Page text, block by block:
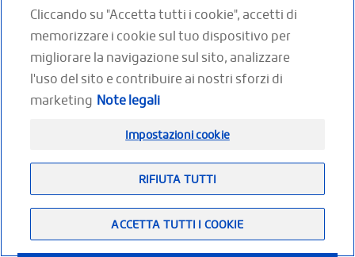
rotelle, da posizionare davanti alla persona seduta nel letto, è
SEGUICI SUI SOCIAL
Spazio partner Mappa del sito
Note legali
Raggiungerci
Contatto thuasne.com
Cliccando su "Accetta tutti i cookie", accetti di
memorizzare i cookie sul tuo dispositivo per
migliorare la navigazione sul sito, analizzare
l'uso del sito e contribuire ai nostri sforzi di
marketing Note legali
Impostazioni cookie
RIFIUTA TUTTI
ACCETTA TUTTI I COOKIE